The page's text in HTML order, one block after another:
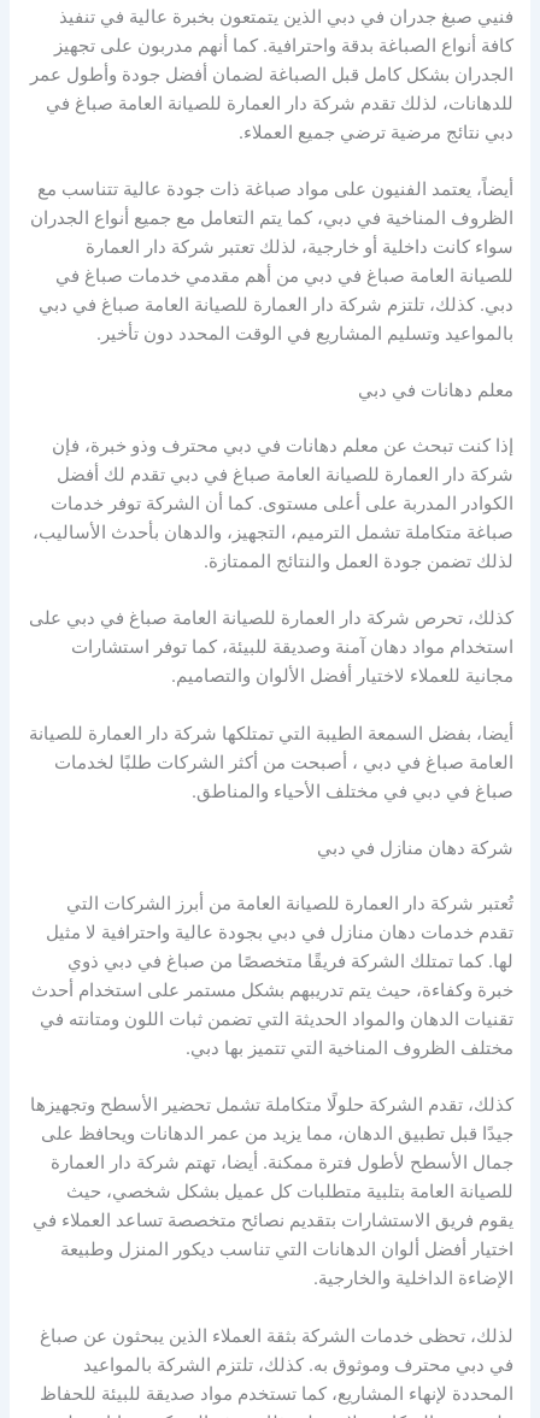
فنيي صبغ جدران في دبي الذين يتمتعون بخبرة عالية في تنفيذ
كافة أنواع الصباغة بدقة واحترافية. كما أنهم مدربون على تجهيز
الجدران بشكل كامل قبل الصباغة لضمان أفضل جودة وأطول عمر
للدهانات، لذلك تقدم شركة دار العمارة للصيانة العامة صباغ في
دبي نتائج مرضية ترضي جميع العملاء.
أيضاً، يعتمد الفنيون على مواد صباغة ذات جودة عالية تتناسب مع
الظروف المناخية في دبي، كما يتم التعامل مع جميع أنواع الجدران
سواء كانت داخلية أو خارجية، لذلك تعتبر شركة دار العمارة
للصيانة العامة صباغ في دبي من أهم مقدمي خدمات صباغ في
دبي. كذلك، تلتزم شركة دار العمارة للصيانة العامة صباغ في دبي
بالمواعيد وتسليم المشاريع في الوقت المحدد دون تأخير.
معلم دهانات في دبي
إذا كنت تبحث عن معلم دهانات في دبي محترف وذو خبرة، فإن
شركة دار العمارة للصيانة العامة صباغ في دبي تقدم لك أفضل
الكوادر المدربة على أعلى مستوى. كما أن الشركة توفر خدمات
صباغة متكاملة تشمل الترميم، التجهيز، والدهان بأحدث الأساليب،
لذلك تضمن جودة العمل والنتائج الممتازة.
كذلك، تحرص شركة دار العمارة للصيانة العامة صباغ في دبي على
استخدام مواد دهان آمنة وصديقة للبيئة، كما توفر استشارات
مجانية للعملاء لاختيار أفضل الألوان والتصاميم.
أيضا، بفضل السمعة الطيبة التي تمتلكها شركة دار العمارة للصيانة
العامة صباغ في دبي ، أصبحت من أكثر الشركات طلبًا لخدمات
صباغ في دبي في مختلف الأحياء والمناطق.
شركة دهان منازل في دبي
تُعتبر شركة دار العمارة للصيانة العامة من أبرز الشركات التي
تقدم خدمات دهان منازل في دبي بجودة عالية واحترافية لا مثيل
لها. كما تمتلك الشركة فريقًا متخصصًا من صباغ في دبي ذوي
خبرة وكفاءة، حيث يتم تدريبهم بشكل مستمر على استخدام أحدث
تقنيات الدهان والمواد الحديثة التي تضمن ثبات اللون ومتانته في
مختلف الظروف المناخية التي تتميز بها دبي.
كذلك، تقدم الشركة حلولًا متكاملة تشمل تحضير الأسطح وتجهيزها
جيدًا قبل تطبيق الدهان، مما يزيد من عمر الدهانات ويحافظ على
جمال الأسطح لأطول فترة ممكنة. أيضا، تهتم شركة دار العمارة
للصيانة العامة بتلبية متطلبات كل عميل بشكل شخصي، حيث
يقوم فريق الاستشارات بتقديم نصائح متخصصة تساعد العملاء في
اختيار أفضل ألوان الدهانات التي تناسب ديكور المنزل وطبيعة
الإضاءة الداخلية والخارجية.
لذلك، تحظى خدمات الشركة بثقة العملاء الذين يبحثون عن صباغ
في دبي محترف وموثوق به. كذلك، تلتزم الشركة بالمواعيد
المحددة لإنهاء المشاريع، كما تستخدم مواد صديقة للبيئة للحفاظ